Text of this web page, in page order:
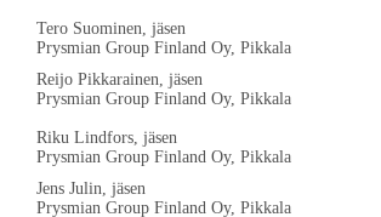
Tero Suominen, jäsen
Prysmian Group Finland Oy, Pikkala
Reijo Pikkarainen, jäsen
Prysmian Group Finland Oy, Pikkala
Riku Lindfors, jäsen
Prysmian Group Finland Oy, Pikkala
Jens Julin, jäsen
Prysmian Group Finland Oy, Pikkala